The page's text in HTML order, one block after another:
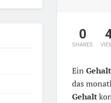
0
SHARES
Ein Gehalt
das
Gehalt